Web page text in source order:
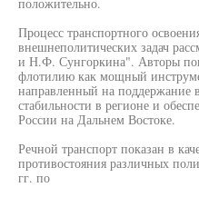
Процесс транспортного
внешнеполитических задач
и Н.Ф. Сунгоркина". Авторы
флотилию как мощный
направленный на поддержание
стабильности в регионе и
России на Дальнем Востоке.
Речной транспорт показан в
противостояния различных
гг. по